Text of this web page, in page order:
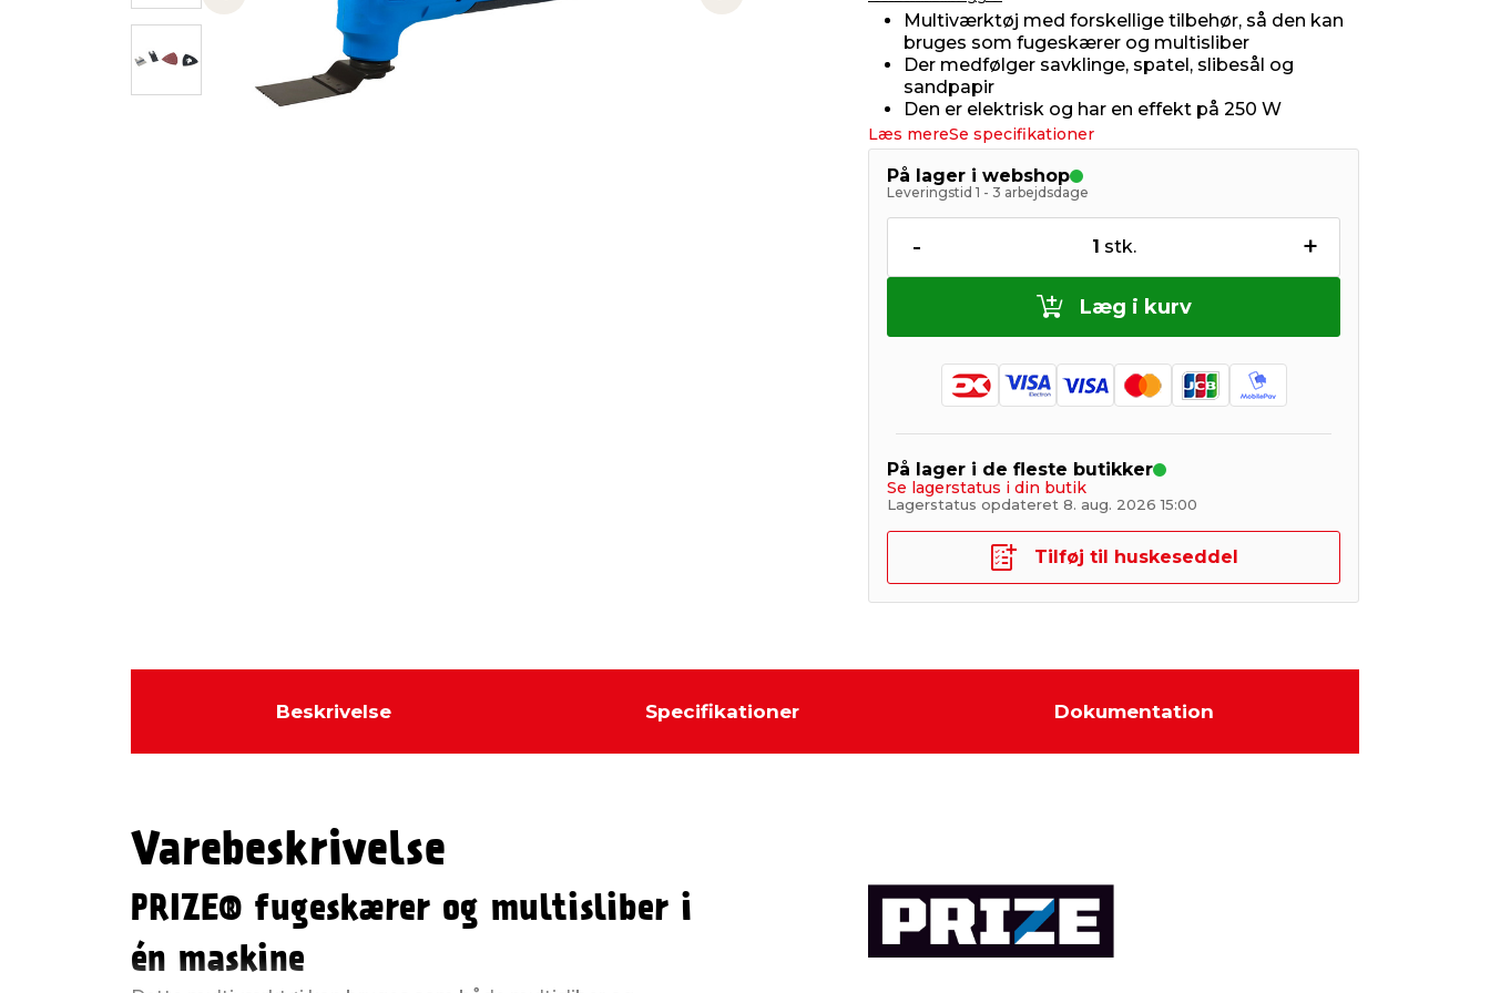
Previous slide Next slide
Multiværktøj med forskellige tilbehør, så den kan
bruges som fugeskærer og multisliber
Der medfølger savklinge, spatel, slibesål og
sandpapir
Den er elektrisk og har en effekt på 250 W
Læs mereSe specifikationer
På lager i webshop
Leveringstid 1 - 3 arbejdsdage
- 1 stk. +
Læg i kurv
På lager i de fleste butikker
Se lagerstatus i din butik
Lagerstatus opdateret 8. aug. 2026 15:00
Tilføj til huskeseddel
Beskrivelse Specifikationer Dokumentation
Varebeskrivelse
PRIZE® fugeskærer og multisliber i
én maskine